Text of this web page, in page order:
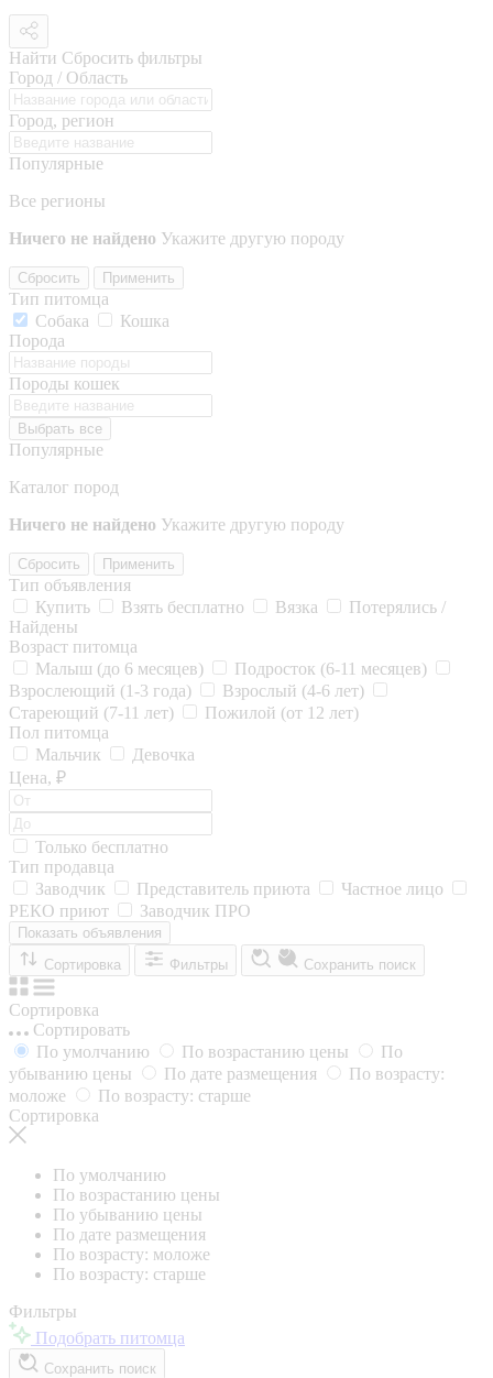
Найти Сбросить фильтры
Город / Область
Город, регион
Популярные
Все регионы
Ничего не найдено Укажите другую породу
Сбросить Применить
Тип питомца
Собака
Кошка
Порода
Породы кошек
Выбрать все
Популярные
Каталог пород
Ничего не найдено Укажите другую породу
Сбросить Применить
Тип объявления
Купить
Взять бесплатно Вязка
Потерялись /
Найдены
Возраст питомца
Малыш (до 6 месяцев)
Подросток (6-11 месяцев)
Взрослеющий (1-3 года)
Взрослый (4-6 лет)
Стареющий (7-11 лет)
Пожилой (от 12 лет)
Пол питомца
Мальчик
Девочка
Цена, ₽
Только бесплатно
Тип продавца
Заводчик
Представитель приюта
Частное лицо
РЕКО приют
Заводчик ПРО
Показать объявления
Сортировка
Фильтры Сохранить поиск
Сортировка
Сортировать
По умолчанию
По возрастанию цены
По
убыванию цены
По дате размещения
По возрасту:
моложе
По возрасту: старше
Сортировка
По умолчанию
По возрастанию цены
По убыванию цены
По дате размещения
По возрасту: моложе
По возрасту: старше
Фильтры
Подобрать питомца
Сохранить поиск